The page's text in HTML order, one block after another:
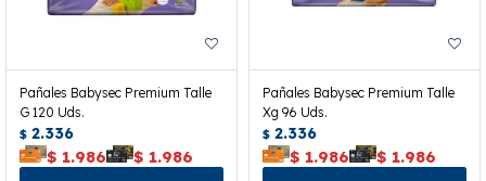
Pañales Babysec Premium Talle
G 120 Uds.
$ 2.336
$ 1.986 $ 1.986
Pañales Babysec Premium Talle
Xg 96 Uds.
$ 2.336
$ 1.986 $ 1.986